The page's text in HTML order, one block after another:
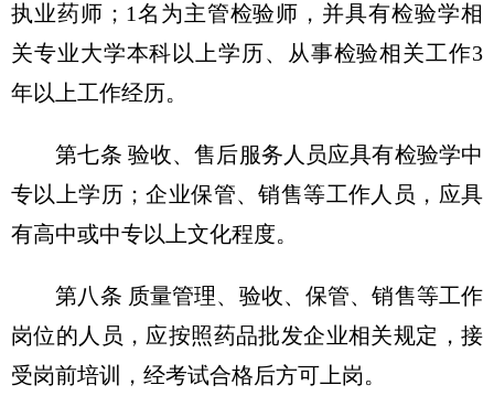
执业药师；1名为主管检验师，并具有检验学相
关专业大学本科以上学历、从事检验相关工作3
年以上工作经历。
第七条 验收、售后服务人员应具有检验学中
专以上学历；企业保管、销售等工作人员，应具
有高中或中专以上文化程度。
第八条 质量管理、验收、保管、销售等工作
岗位的人员，应按照药品批发企业相关规定，接
受岗前培训，经考试合格后方可上岗。